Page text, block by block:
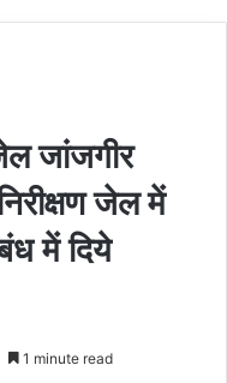
जांजगीर
जेल में
में दिये
1 minute read